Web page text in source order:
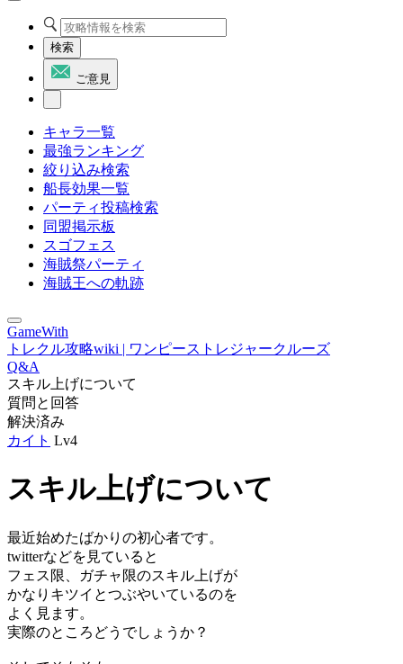
検索
ご意見
キャラ一覧
最強ランキング
絞り込み検索
船長効果一覧
パーティ投稿検索
同盟掲示板
スゴフェス
海賊祭パーティ
海賊王への軌跡
GameWith
トレクル攻略wiki | ワンピーストレジャークルーズ
Q&A
スキル上げについて
質問と回答
解決済み
カイト Lv4
スキル上げについて
最近始めたばかりの初心者です。
twitterなどを見ていると
フェス限、ガチャ限のスキル上げが
かなりキツイとつぶやいているのを
よく見ます。
実際のところどうでしょうか？